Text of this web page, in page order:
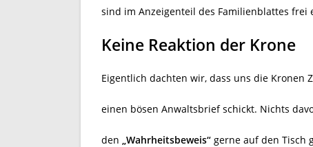
sind im Anzeigenteil des Familienblattes frei
Keine Reaktion der Krone
Eigentlich dachten wir, dass uns die Kronen
einen bösen Anwaltsbrief schickt. Nichts
den „Wahrheitsbeweis“ gerne auf den Tisch